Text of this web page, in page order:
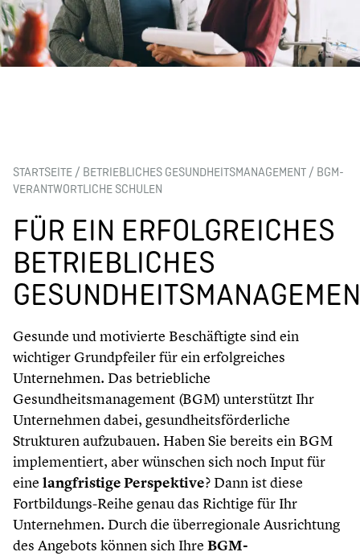
STARTSEITE / BETRIEBLICHES GESUNDHEITSMANAGEMENT / BGM-
VERANTWORTLICHE SCHULEN
FÜR EIN ERFOLGREICHES
BETRIEBLICHES
Gesunde und motivierte Beschäftigte sind ein
wichtiger Grundpfeiler für ein erfolgreiches
Unternehmen. Das betriebliche
Gesundheitsmanagement (BGM) unterstützt Ihr
Unternehmen dabei, gesundheitsförderliche
Strukturen aufzubauen. Haben Sie bereits ein BGM
implementiert, aber wünschen sich noch Input für
eine langfristige Perspektive? Dann ist diese
Fortbildungs-Reihe genau das Richtige für Ihr
Unternehmen. Durch die überregionale Ausrichtung
des Angebots können sich Ihre BGM-